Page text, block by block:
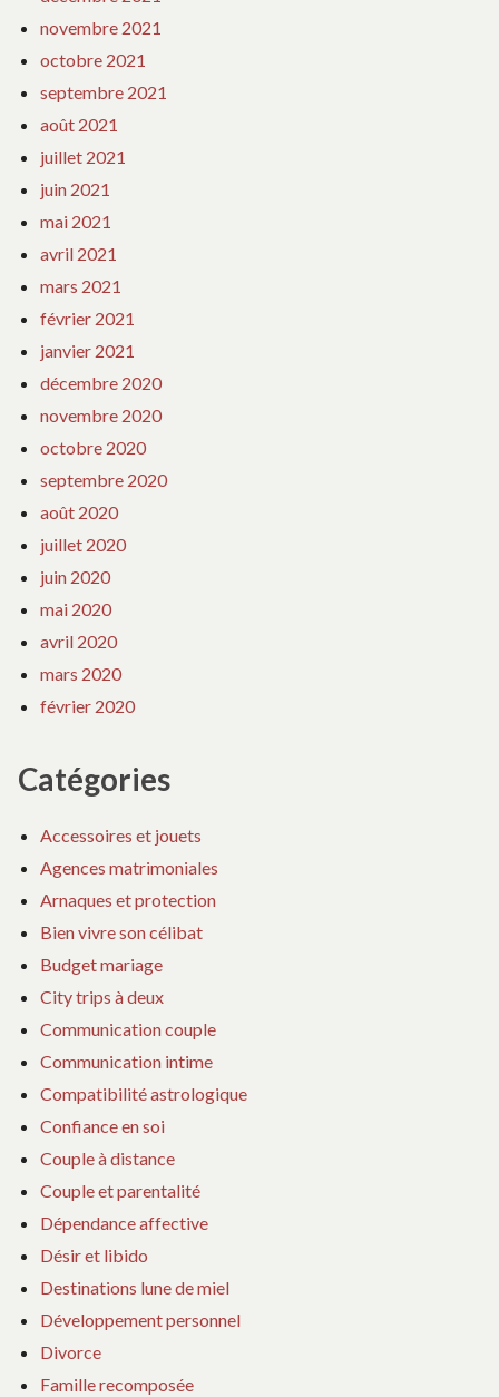
novembre 2021
octobre 2021
septembre 2021
août 2021
juillet 2021
juin 2021
mai 2021
avril 2021
mars 2021
février 2021
janvier 2021
décembre 2020
novembre 2020
octobre 2020
septembre 2020
août 2020
juillet 2020
juin 2020
mai 2020
avril 2020
mars 2020
février 2020
Catégories
Accessoires et jouets
Agences matrimoniales
Arnaques et protection
Bien vivre son célibat
Budget mariage
City trips à deux
Communication couple
Communication intime
Compatibilité astrologique
Confiance en soi
Couple à distance
Couple et parentalité
Dépendance affective
Désir et libido
Destinations lune de miel
Développement personnel
Divorce
Famille recomposée